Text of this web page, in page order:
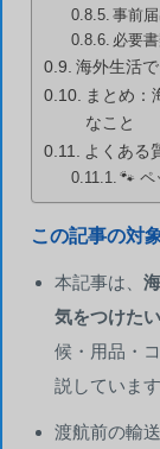
事前
必要
海外生活
まとめ：
なこと
よくある
🐾 ペ
この記事の対
本記事は、
気をつけた
候・用品・
説しています
渡航前の輸